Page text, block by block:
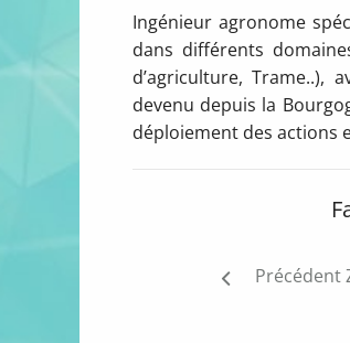
Ingénieur agronome
dans différents
d’agriculture, Trame..),
devenu depuis la
déploiement des actions
navigation
Précédent